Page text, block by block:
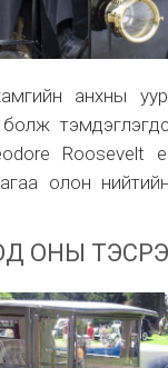
анхны
болж
Roosevelt
олон нийтийн
ОНЫ